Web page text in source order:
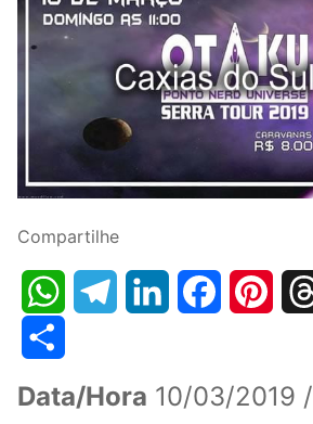
Compartilhe
WhatsApp
Data/Hora 10/03/2019 /